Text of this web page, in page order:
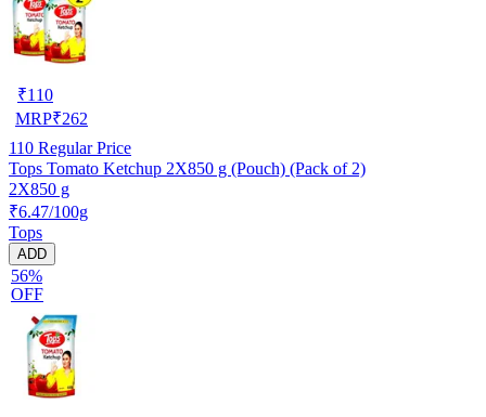
₹110
MRP₹262
110 Regular Price
Tops Tomato Ketchup 2X850 g (Pouch) (Pack of 2)
2X850 g
₹6.47/100g
Tops
ADD
56%
OFF